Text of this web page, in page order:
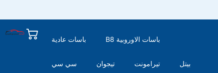
باسات عادية B8 باسات الاوروبية
سي سي تيجوان تيرامونت بيتل